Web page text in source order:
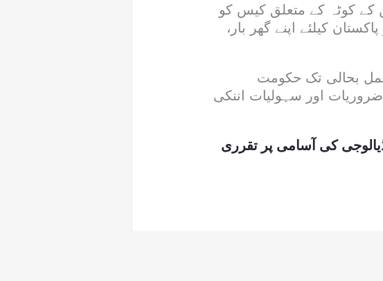
کوٹہ کے متعلق کیس کو
کیلئے اپنے گھر بار،
بحالی تک حکومت
اور سہولیات اننکی
کی آسامی پر تقرری